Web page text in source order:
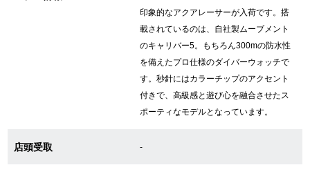
修理・メンテンナンスについて
印象的なアクアレーサーが入荷です。搭
載されているのは、自社製ムーブメント
のキャリバー5。もちろん300mの防水性
を備えたプロ仕様のダイバーウォッチで
す。秒針にはカラーチップのアクセント
付きで、高級感と遊び心を融合させたス
ポーティなモデルとなっています。
店頭受取 -